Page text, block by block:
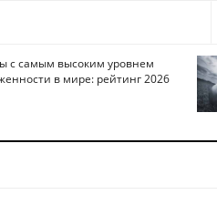
с самым высоким уровнем
в мире: рейтинг 2026